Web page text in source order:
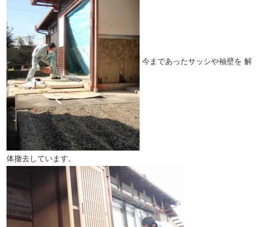
今まであったサッシや袖壁を 解
体撤去しています。